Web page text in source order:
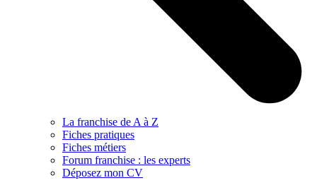
La franchise de A à Z
Fiches pratiques
Fiches métiers
Forum franchise : les experts
Déposez mon CV